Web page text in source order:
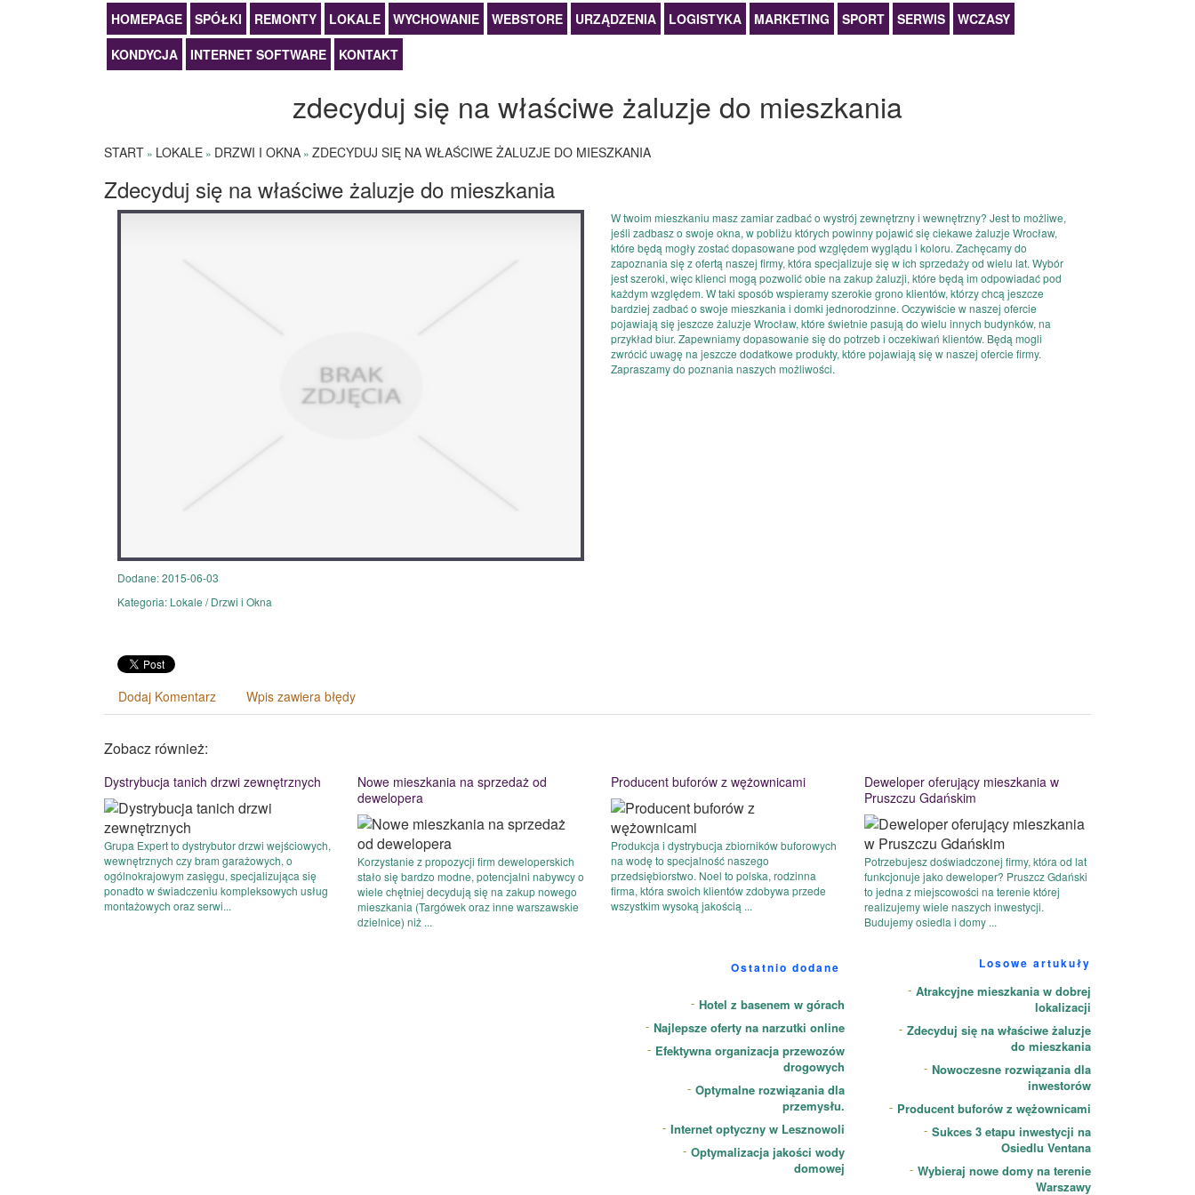
HOMEPAGE SPÓŁKI REMONTY LOKALE WYCHOWANIE WEBSTORE URZĄDZENIA LOGISTYKA MARKETING SPORT SERWIS
WCZASY
KONDYCJA
INTERNET SOFTWARE KONTAKT
zdecyduj się na właściwe żaluzje do mieszkania
START » LOKALE » DRZWI I OKNA » ZDECYDUJ SIĘ NA WŁAŚCIWE ŻALUZJE DO MIESZKANIA
Zdecyduj się na właściwe żaluzje do mieszkania
W twoim mieszkaniu masz zamiar zadbać o wystrój zewnętrzny i wewnętrzny? Jest to możliwe,
jeśli zadbasz o swoje okna, w pobliżu których powinny pojawić się ciekawe żaluzje Wrocław,
które będą mogły zostać dopasowane pod względem wyglądu i koloru. Zachęcamy do
zapoznania się z ofertą naszej firmy, która specjalizuje się w ich sprzedaży od wielu lat. Wybór
jest szeroki, więc klienci mogą pozwolić obie na zakup żaluzji, które będą im odpowiadać pod
każdym względem. W taki sposób wspieramy szerokie grono klientów, którzy chcą jeszcze
bardziej zadbać o swoje mieszkania i domki jednorodzinne. Oczywiście w naszej ofercie
pojawiają się jeszcze żaluzje Wrocław, które świetnie pasują do wielu innych budynków, na
przykład biur. Zapewniamy dopasowanie się do potrzeb i oczekiwań klientów. Będą mogli
zwrócić uwagę na jeszcze dodatkowe produkty, które pojawiają się w naszej ofercie firmy.
Zapraszamy do poznania naszych możliwości.
Dodane: 2015-06-03
Kategoria: Lokale / Drzwi i Okna
Dodaj Komentarz Wpis zawiera błędy
Zobacz również:
Dystrybucja tanich drzwi zewnętrznych
Grupa Expert to dystrybutor drzwi wejściowych,
wewnętrznych czy bram garażowych, o
ogólnokrajowym zasięgu, specjalizująca się
ponadto w świadczeniu kompleksowych usług
montażowych oraz serwi...
Nowe mieszkania na sprzedaż od
dewelopera
Korzystanie z propozycji firm deweloperskich
stało się bardzo modne, potencjalni nabywcy o
wiele chętniej decydują się na zakup nowego
mieszkania (Targówek oraz inne warszawskie
dzielnice) niż ...
Producent buforów z wężownicami
Produkcja i dystrybucja zbiorników buforowych
na wodę to specjalność naszego
przedsiębiorstwo. Noel to polska, rodzinna
firma, która swoich klientów zdobywa przede
wszystkim wysoką jakością ...
Deweloper oferujący mieszkania w
Pruszczu Gdańskim
Potrzebujesz doświadczonej firmy, która od lat
funkcjonuje jako deweloper? Pruszcz Gdański
to jedna z miejscowości na terenie której
realizujemy wiele naszych inwestycji.
Budujemy osiedla i domy ...
Ostatnio dodane
Hotel z basenem w górach
Najlepsze oferty na narzutki online
Efektywna organizacja przewozów
drogowych
Optymalne rozwiązania dla
przemysłu.
Internet optyczny w Lesznowoli
Optymalizacja jakości wody
domowej
Losowe artukuły
Atrakcyjne mieszkania w dobrej
lokalizacji
Zdecyduj się na właściwe żaluzje
do mieszkania
Nowoczesne rozwiązania dla
inwestorów
Producent buforów z wężownicami
Sukces 3 etapu inwestycji na
Osiedlu Ventana
Wybieraj nowe domy na terenie
Warszawy